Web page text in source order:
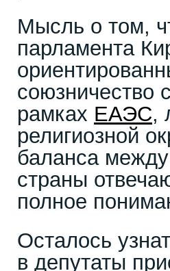
Мысль о том,
парламента
союзничество
рамках ЕАЭС,
религиозной
баланса
страны
полное
Осталось
в депутаты